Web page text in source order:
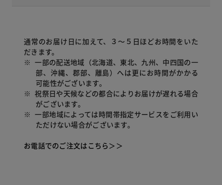
通常のお届け日に加えて、３～５日ほどお時間をいた
だきます。
※ 一部の配送地域（北海道、東北、九州、中四国の一
部、沖縄、郡部、離島）へは更にお時間がかかる
可能性がございます。
※ 祝祭日や天候などの都合によりお届けが遅れる場合
がございます。
※ 一部地域によっては時間帯指定サービスをご利用い
ただけない場合がございます。
お電話でのご注文はこちら＞＞